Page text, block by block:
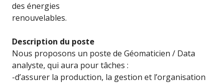
des énergies
renouvelables.
Description du poste
Nous proposons un poste de Géomaticien / Data
analyste, qui aura pour tâches :
-d’assurer la production, la gestion et l’organisation